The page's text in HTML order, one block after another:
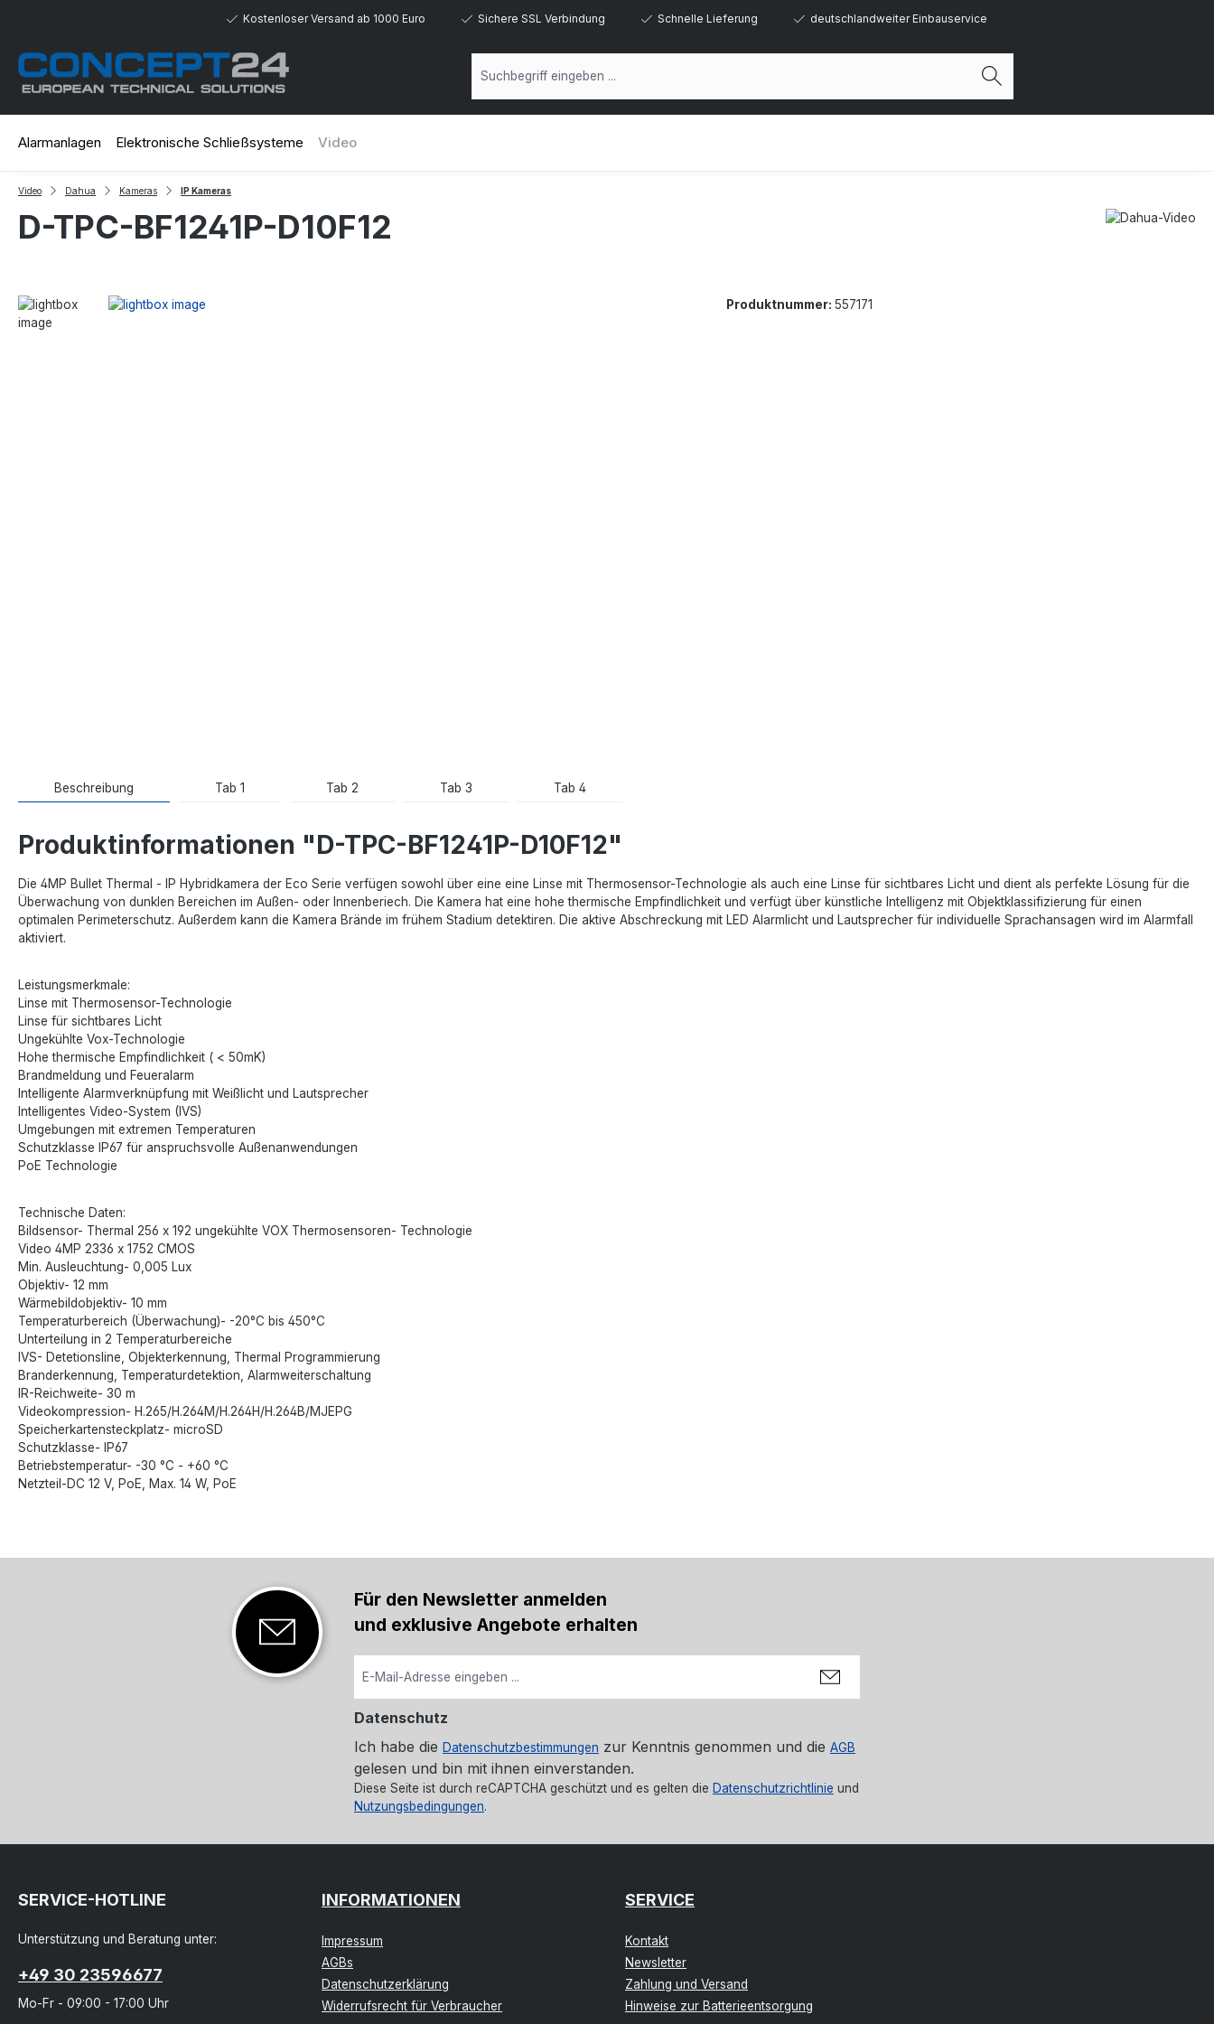
Kostenloser Versand ab 1000 Euro Sichere SSL Verbindung Schnelle Lieferung deutschlandweiter Einbauservice
Alarmanlagen Elektronische Schließsysteme Video
Video Dahua Kameras IP Kameras
D-TPC-BF1241P-D10F12
Produktnummer: 557171
Beschreibung Tab 1 Tab 2 Tab 3 Tab 4
Produktinformationen "D-TPC-BF1241P-D10F12"
Die 4MP Bullet Thermal - IP Hybridkamera der Eco Serie verfügen sowohl über eine eine Linse mit Thermosensor-Technologie als auch eine Linse für sichtbares Licht und dient als perfekte Lösung für die
Überwachung von dunklen Bereichen im Außen- oder Innenberiech. Die Kamera hat eine hohe thermische Empfindlichkeit und verfügt über künstliche Intelligenz mit Objektklassifizierung für einen
optimalen Perimeterschutz. Außerdem kann die Kamera Brände im frühem Stadium detektiren. Die aktive Abschreckung mit LED Alarmlicht und Lautsprecher für individuelle Sprachansagen wird im Alarmfall
aktiviert.
Leistungsmerkmale:
Linse mit Thermosensor-Technologie
Linse für sichtbares Licht
Ungekühlte Vox-Technologie
Hohe thermische Empfindlichkeit ( < 50mK)
Brandmeldung und Feueralarm
Intelligente Alarmverknüpfung mit Weißlicht und Lautsprecher
Intelligentes Video-System (IVS)
Umgebungen mit extremen Temperaturen
Schutzklasse IP67 für anspruchsvolle Außenanwendungen
PoE Technologie
Technische Daten:
Bildsensor- Thermal 256 x 192 ungekühlte VOX Thermosensoren- Technologie
Video 4MP 2336 x 1752 CMOS
Min. Ausleuchtung- 0,005 Lux
Objektiv- 12 mm
Wärmebildobjektiv- 10 mm
Temperaturbereich (Überwachung)- -20°C bis 450°C
Unterteilung in 2 Temperaturbereiche
IVS- Detetionsline, Objekterkennung, Thermal Programmierung
Branderkennung, Temperaturdetektion, Alarmweiterschaltung
IR-Reichweite- 30 m
Videokompression- H.265/H.264M/H.264H/H.264B/MJEPG
Speicherkartensteckplatz- microSD
Schutzklasse- IP67
Betriebstemperatur- -30 °C - +60 °C
Netzteil-DC 12 V, PoE, Max. 14 W, PoE
Für den Newsletter anmelden
und exklusive Angebote erhalten
Datenschutz
Ich habe die Datenschutzbestimmungen zur Kenntnis genommen und die AGB
gelesen und bin mit ihnen einverstanden.
Diese Seite ist durch reCAPTCHA geschützt und es gelten die Datenschutzrichtlinie und
Nutzungsbedingungen.
SERVICE-HOTLINE
Unterstützung und Beratung unter:
+49 30 23596677
Mo-Fr - 09:00 - 17:00 Uhr
INFORMATIONEN
Impressum
AGBs
Datenschutzerklärung
Widerrufsrecht für Verbraucher
SERVICE
Kontakt
Newsletter
Zahlung und Versand
Hinweise zur Batterieentsorgung